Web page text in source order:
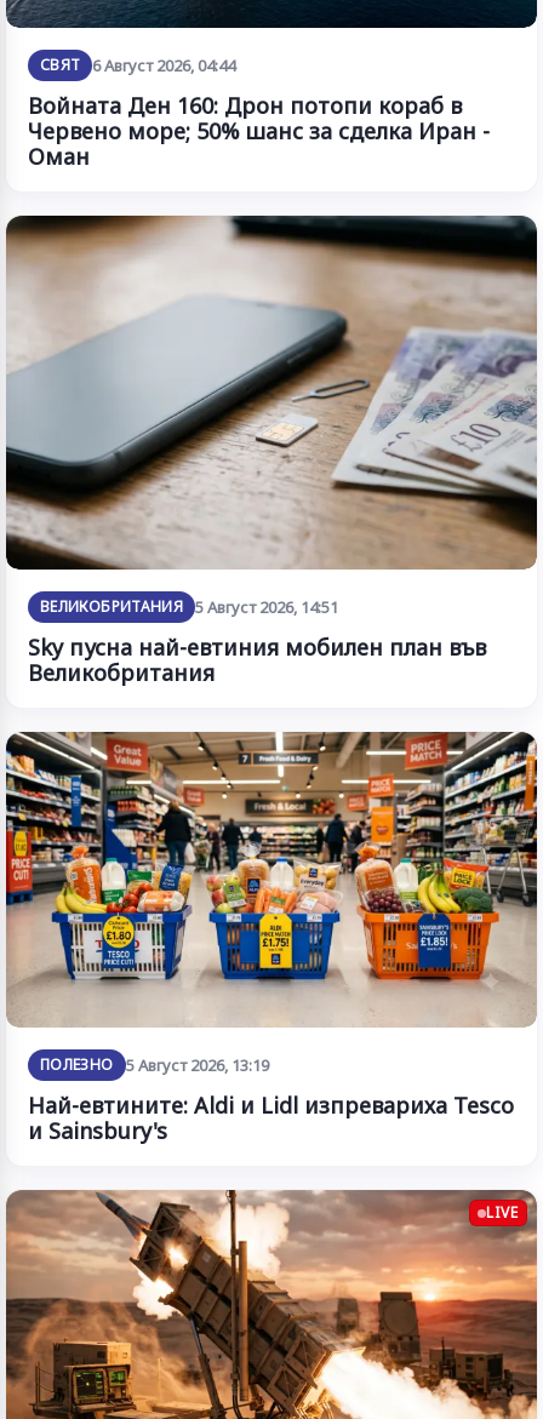
СВЯТ 6 Август 2026, 04:44
Войната Ден 160: Дрон потопи кораб в
Червено море; 50% шанс за сделка Иран -
Оман
ВЕЛИКОБРИТАНИЯ 5 Август 2026, 14:51
Sky пусна най-евтиния мобилен план във
Великобритания
ПОЛЕЗНО 5 Август 2026, 13:19
Най-евтините: Aldi и Lidl изпревариха Tesco
и Sainsbury's
LIVE